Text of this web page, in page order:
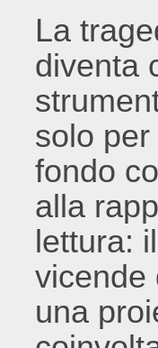
La
diventa
solo
fondo
alla
lettura:
vicende
una